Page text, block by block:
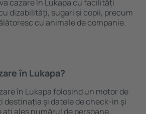
cazare în Lukapa cu facilități
dizabilități, sugari și copii, precum
cu animale de companie.
în Lukapa?
în Lukapa folosind un motor de
și datele de check-in și
ales numărul de persoane,